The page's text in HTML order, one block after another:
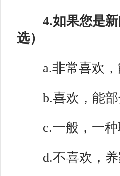
4.如果您是新
选）
a.非常喜欢，
b.喜欢，能部
c.一般，一种
d.不喜欢，养